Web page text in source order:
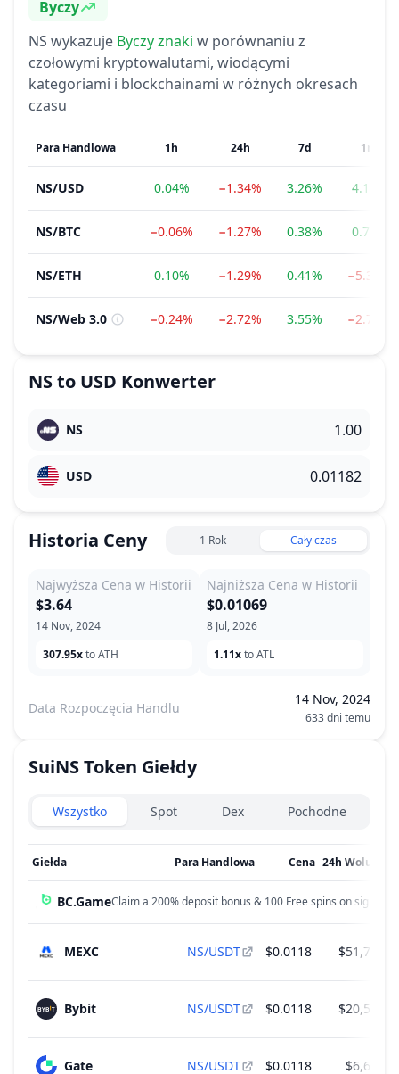
Nastroje
Byczy
NS wykazuje Byczyznaki w porównaniu z
czołowymi kryptowalutami, wiodącymi
kategoriami i blockchainami w różnych okresach
czasu
Para Handlowa 1h 24h 7d 1m
NS/USD 0.04% −1.34% 3.26% 4.18%
NS/BTC −0.06% −1.27% 0.38% 0.72%
NS/ETH 0.10% −1.29% 0.41% −5.34%
NS/Web 3.0 −0.24% −2.72% 3.55% −2.77%
NSto USD Konwerter
NS
USD
Historia Ceny 1 Rok Cały czas
Najwyższa Cena w Historii
14 Nov, 2024
$3.64
307.95xto ATH
Najniższa Cena w Historii
8 Jul, 2026
$0.01069
1.11xto ATL
Data Rozpoczęcia Handlu
14 Nov, 2024
633 dni temu
SuiNS Token Giełdy
Exchanges type
Wszystko Spot Dex Pochodne
Giełda Para Handlowa Cena 24h Wolumen
BC.GameClaim a 200% deposit bonus & 100 Free spins on sign up!
MEXC NS/USDT $0.0118
Bybit NS/USDT $0.0118
Gate NS/USDT $0.0118